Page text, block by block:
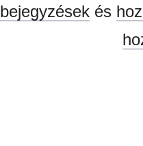
bejegyzésekés